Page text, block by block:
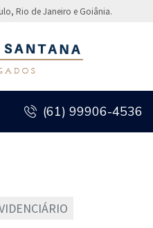
Rio de Janeiro e Goiânia.
(61) 99906-4536